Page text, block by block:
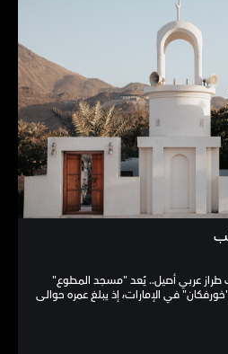
طراز عربي أصيل.. يُعد "مسجد المطوع"
في الإمارات، إذ يبلغ عمره حوالى